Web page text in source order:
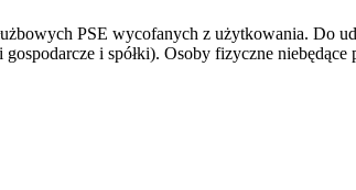
PSE wycofanych z użytkowania. Do
i spółki). Osoby fizyczne